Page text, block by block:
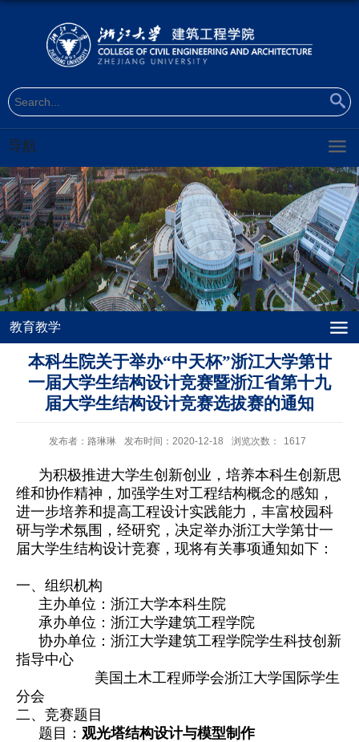
导航
教育教学
本科生院关于举办“中天杯”浙江大学第廿
一届大学生结构设计竞赛暨浙江省第十九
届大学生结构设计竞赛选拔赛的通知
发布者：路琳琳 发布时间：2020-12-18 浏览次数： 1617
为积极推进大学生创新创业，培养本科生创新思
维和协作精神，加强学生对工程结构概念的感知，
进一步培养和提高工程设计实践能力，丰富校园科
研与学术氛围，经研究，决定举办浙江大学第廿一
届大学生结构设计竞赛，现将有关事项通知如下：
一、组织机构
主办单位：浙江大学本科生院
承办单位：浙江大学建筑工程学院
协办单位：浙江大学建筑工程学院学生科技创新
指导中心
美国土木工程师学会浙江大学国际学生
分会
二、竞赛题目
题目： 观光塔结构设计与模型制作